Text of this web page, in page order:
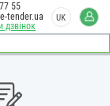
дзвінок
55
tender.ua
UK